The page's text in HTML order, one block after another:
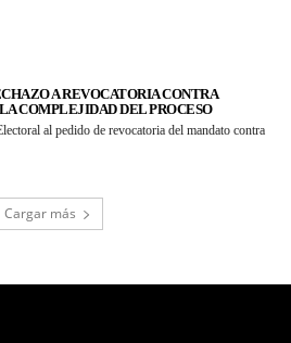
A REVOCATORIA CONTRA
COMPLEJIDAD DEL PROCESO
al pedido de revocatoria del mandato contra
Cargar más